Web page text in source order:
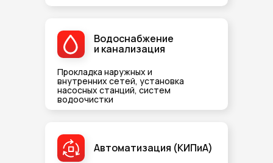
Прокладка наружных и
внутренних сетей, установка
насосных станций, систем
водоочистки
Водоснабжение
и канализация
Автоматизация (КИПиА)